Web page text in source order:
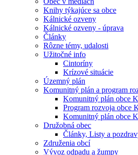
Knihy týkajúce sa obce
Kálnické ozveny
Kálnické ozveny - úprava
Články
Rôzne témy, udalosti
Užitočné info
Cintoríny
Krízové situácie
Územný plán
Komunitný plán a program
Komunitný plán obce
Program rozvoja obce
Komunitný plán obce
Družobná obec
Články, Listy a
Združenia obcí
Vývoz odpadu a žumpy